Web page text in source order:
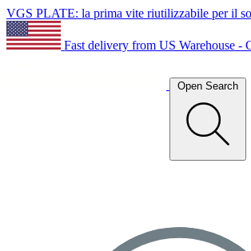
VGS PLATE: la prima vite riutilizzabile per il
Fast delivery from US Warehouse -
Open Search